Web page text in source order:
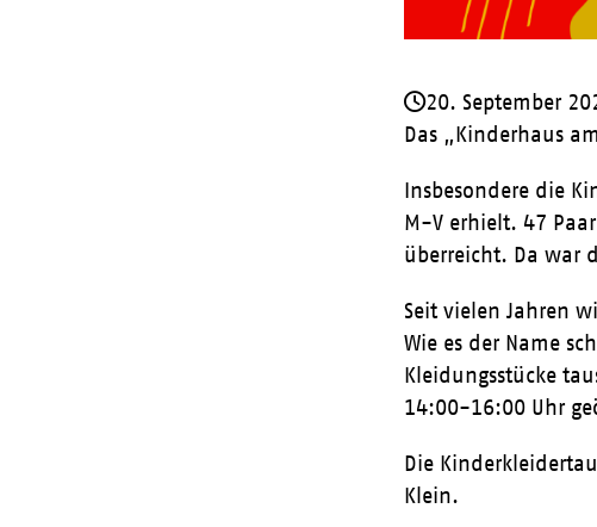
20. September
Das „Kinderhaus
Insbesondere die
M-V erhielt. 47
überreicht. Da war
Seit vielen Jahren
Wie es der Name
Kleidungsstücke
14:00-16:00 Uhr
Die
Klein.